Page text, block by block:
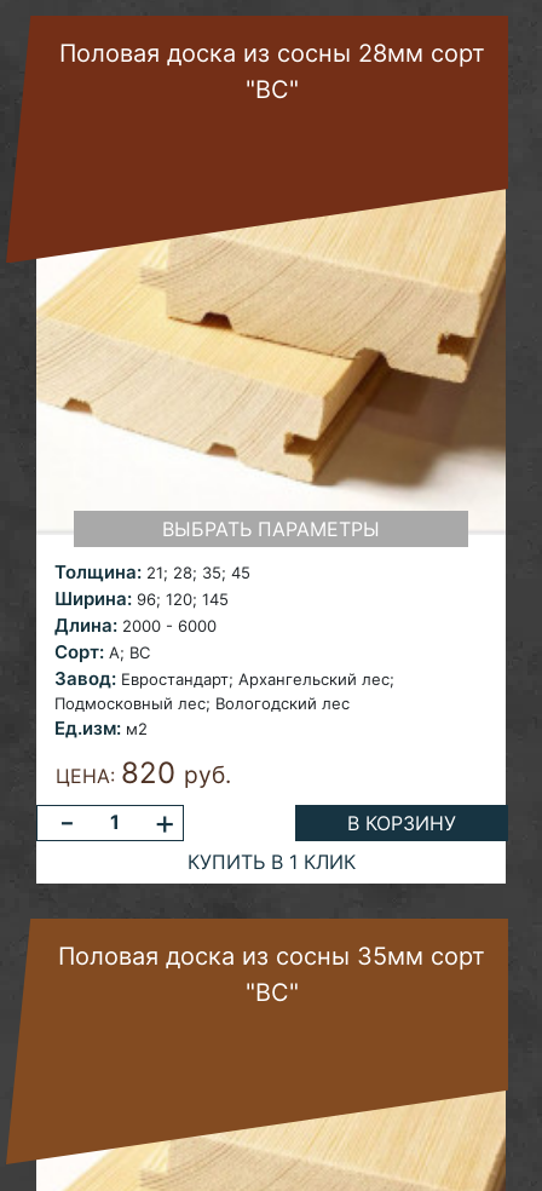
Половая доска из сосны 28мм сорт
"ВС"
ВЫБРАТЬ ПАРАМЕТРЫ
Толщина: 21; 28; 35; 45
Ширина: 96; 120; 145
Длина: 2000 - 6000
Сорт: A; ВС
Завод: Евростандарт; Архангельский лес;
Подмосковный лес; Вологодский лес
Ед.изм: м2
ЦЕНА: 820 руб.
- +
В КОРЗИНУ
КУПИТЬ В 1 КЛИК
Половая доска из сосны 35мм сорт
"ВС"